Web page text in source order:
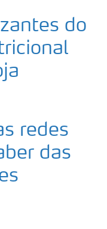
do
redes
das